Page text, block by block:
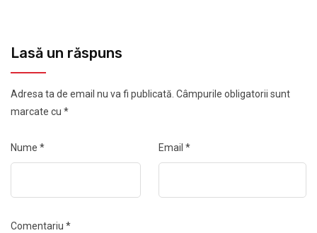
Lasă un răspuns
Adresa ta de email nu va fi publicată. Câmpurile obligatorii sunt
marcate cu *
Nume * Email *
Comentariu *